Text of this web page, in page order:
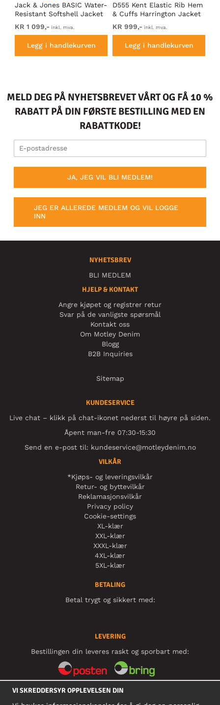
Jack & Jones BASIC Water-
Resistant Softshell Jacket
Black
KR 1 099,- inkl. mva.
Legg i handlekurven
D555 Kent Elastic Rib Hem
& Cuffs Harrington Jacket
Black
KR 999,- inkl. mva.
Legg i handlekurven
MELD DEG PÅ NYHETSBREVET VÅRT OG FÅ 10 %
RABATT PÅ DIN FØRSTE BESTILLING MED EN
RABATTKODE!
JA, JEG VIL BLI MEDLEM!
JEG ER ALLEREDE MEDLEM OG VIL LOGGE
INN
NYHETSBREV
BLI MEDLEM
HJELP & KONTAKT
Angre kjøpet og registrer retur
Svar på de vanligste spørsmål
Kontakt oss
Om Motley Denim
Blogg
B2B Inquiries
Sitemap
KUNDESERVICE
Live chat – klikk på chat-ikonet nederst til høyre på siden.
Åpent man-fre 07:30-15:30
Send en e-post til: kundeservice@motleydenim.no
VILKÅR
*Kjøps- og leveringsvilkår
Retur- og byttevilkår
Reklamasjonsvilkår
Privacy policy
Cookie-settings
XL-klær
XXL-klær
XXXL-klær
4XL-klær
5XL-klær
BETALING
Betal trygt og sikkert med:
LEVERING
Bestillingen din leveres raskt og sporbart med:
SOSIALE MEDIER
VI SKREDDERSYR OPPLEVELSEN DIN